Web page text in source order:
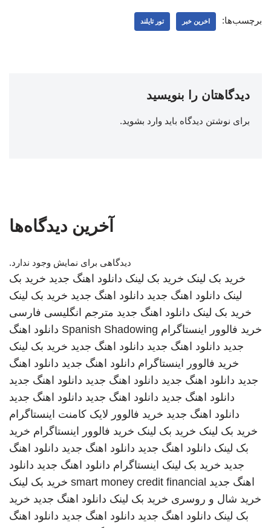
برچسب‌ها: اخرین خبر تور تایلند
دیدگاهتان را بنویسید
برای نوشتن دیدگاه باید وارد بشوید.
آخرین دیدگاه‌ها
دیدگاهی برای نمایش وجود ندارد.
خرید بک لینک خرید بک لینک دانلود اهنگ جدید خرید بک
لینک دانلود اهنگ جدید دانلود اهنگ جدید خرید بک لینک
خرید بک لینک دانلود اهنگ جدید مترجم انگلیسی فارسی
خرید فالوور اینستاگرام Spanish Shadowing دانلود اهنگ
جدید دانلود اهنگ جدید دانلود اهنگ جدید خرید بک لینک
خرید فالوور اینستاگرام دانلود اهنگ جدید دانلود اهنگ
جدید دانلود اهنگ جدید دانلود اهنگ جدید دانلود اهنگ جدید
دانلود اهنگ جدید دانلود اهنگ جدید دانلود اهنگ جدید
دانلود اهنگ جدید خرید فالوور لایک کامنت اینستاگرام
خرید بک لینک خرید بک لینک خرید فالوور اینستاگرام خرید
بک لینک دانلود اهنگ جدید دانلود اهنگ جدید دانلود اهنگ
جدید خرید بک لینک اینستاگرام دانلود اهنگ جدید دانلود
اهنگ جدید smart money credit financial خرید بک لینک
خرید شال و روسری خرید بک لینک دانلود اهنگ جدید خرید
بک لینک دانلود اهنگ جدید دانلود اهنگ جدید دانلود اهنگ